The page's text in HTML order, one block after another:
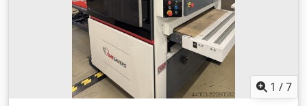
snel en eenvoudig om van gereedschap te wisselen. De
machine is uitgerust met een vacuümveld en de snelheid
van de motor is traploos instelbaar. De machine is zeer
flexibel, wordt geleverd met wielen om hem gemakkelijk te
verplaatsen en is door zijn eenvoudige bediening een
gebruiksvriendelijke machine die voor iedereen
toegankelijk is.
1 /7